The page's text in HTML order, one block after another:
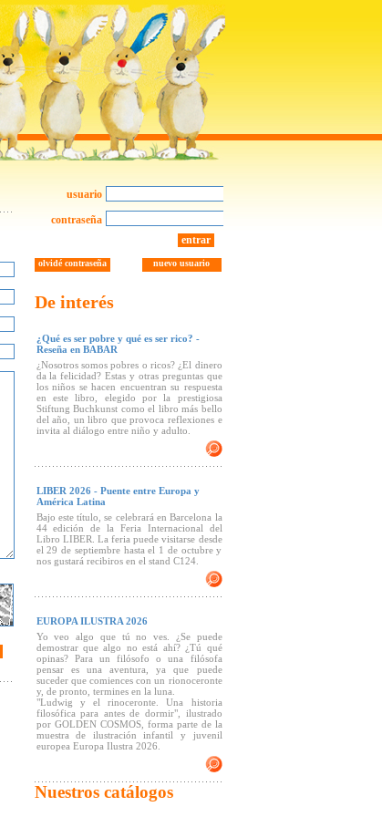
usuario
contraseña
entrar
nuevo usuario
olvidé contraseña
De interés
¿Qué es ser pobre y qué es ser rico? -
Reseña en BABAR
¿Nosotros somos pobres o ricos? ¿El dinero
da la felicidad? Estas y otras preguntas que
los niños se hacen encuentran su respuesta
en este libro, elegido por la prestigiosa
Stiftung Buchkunst como el libro más bello
del año, un libro que provoca reflexiones e
invita al diálogo entre niño y adulto.
LIBER 2026 - Puente entre Europa y
América Latina
Bajo este título, se celebrará en Barcelona la
44 edición de la Feria Internacional del
Libro LIBER. La feria puede visitarse desde
el 29 de septiembre hasta el 1 de octubre y
nos gustará recibiros en el stand C124.
EUROPA ILUSTRA 2026
Yo veo algo que tú no ves. ¿Se puede
demostrar que algo no está ahí? ¿Tú qué
opinas? Para un filósofo o una filósofa
pensar es una aventura, ya que puede
suceder que comiences con un rionoceronte
y, de pronto, termines en la luna.
"Ludwig y el rinoceronte. Una historia
filosófica para antes de dormir", ilustrado
por GOLDEN COSMOS, forma parte de la
muestra de ilustración infantil y juvenil
europea Europa Ilustra 2026.
Nuestros catálogos